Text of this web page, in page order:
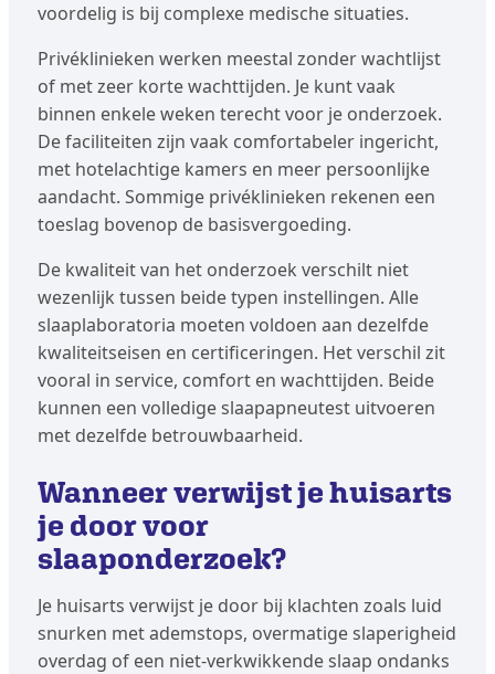
voordelig is bij complexe medische situaties.
Privéklinieken werken meestal zonder wachtlijst
of met zeer korte wachttijden. Je kunt vaak
binnen enkele weken terecht voor je onderzoek.
De faciliteiten zijn vaak comfortabeler ingericht,
met hotelachtige kamers en meer persoonlijke
aandacht. Sommige privéklinieken rekenen een
toeslag bovenop de basisvergoeding.
De kwaliteit van het onderzoek verschilt niet
wezenlijk tussen beide typen instellingen. Alle
slaaplaboratoria moeten voldoen aan dezelfde
kwaliteitseisen en certificeringen. Het verschil zit
vooral in service, comfort en wachttijden. Beide
kunnen een volledige slaapapneutest uitvoeren
met dezelfde betrouwbaarheid.
Wanneer verwijst je huisarts
je door voor
slaaponderzoek?
Je huisarts verwijst je door bij klachten zoals luid
snurken met ademstops, overmatige slaperigheid
overdag of een niet-verkwikkende slaap ondanks